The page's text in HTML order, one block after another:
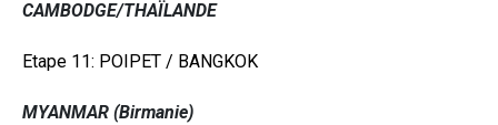
CAMBODGE/THAÏLANDE
Etape 11: POIPET / BANGKOK
MYANMAR (Birmanie)